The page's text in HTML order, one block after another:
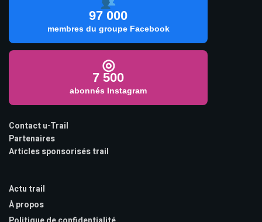
97 000
membres du groupe Facebook
◎
7 500
abonnés Instagram
Contact u-Trail
Partenaires
Articles sponsorisés trail
Actu trail
À propos